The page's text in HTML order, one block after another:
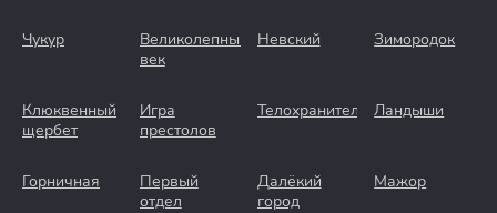
Чукур
Великолепный
век
Невский Зимородок
Клюквенный
щербет
Игра
престолов
Телохранители Ландыши
Горничная
Первый
отдел
Далёкий
город
Мажор